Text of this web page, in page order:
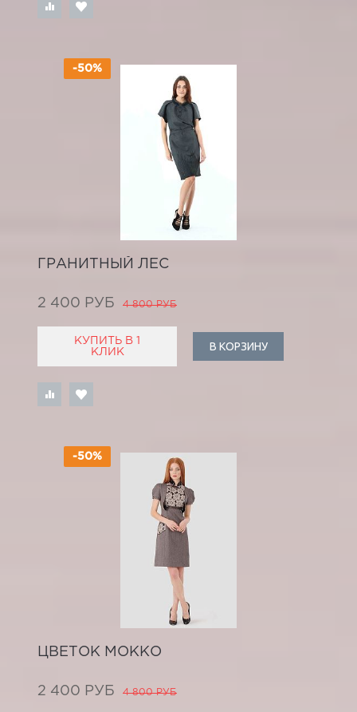
-50%
ГРАНИТНЫЙ ЛЕС
2 400 РУБ 4 800 РУБ
КУПИТЬ В 1
КЛИК
В КОРЗИНУ
-50%
ЦВЕТОК МОККО
2 400 РУБ 4 800 РУБ